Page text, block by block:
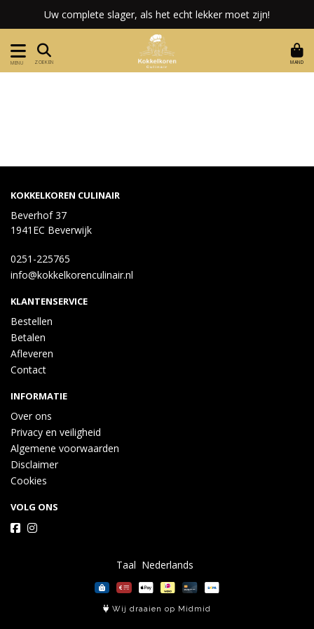
Uw complete slager, als het echt lekker moet zijn!
MENU ZOEKEN MAND
KOKKELKOREN CULINAIR
Beverhof 37
1941EC Beverwijk
0251-225765
info@kokkelkorenculinair.nl
KLANTENSERVICE
Bestellen
Betalen
Afleveren
Contact
INFORMATIE
Over ons
Privacy en veiligheid
Algemene voorwaarden
Disclaimer
Cookies
VOLG ONS
Taal
Wij draaien op Midmid